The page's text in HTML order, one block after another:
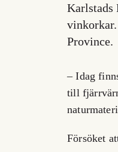
Karlstads
Province.
– Idag
till
Försöket